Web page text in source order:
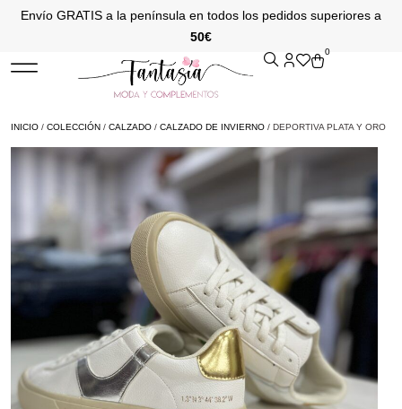
Envío GRATIS a la península en todos los pedidos superiores a
50€
0
INICIO / COLECCIÓN / CALZADO / CALZADO DE INVIERNO / DEPORTIVA PLATA Y ORO